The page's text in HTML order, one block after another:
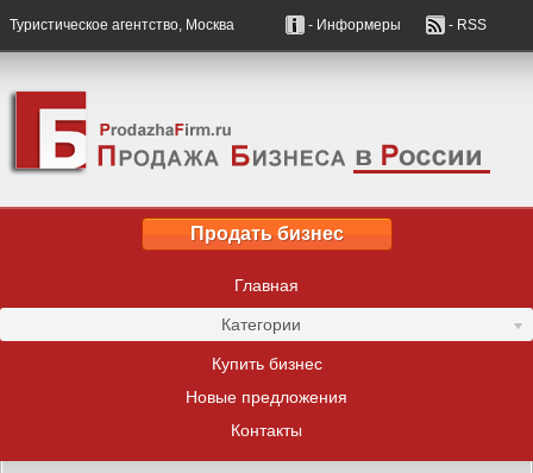
Туристическое агентство, Москва - Информеры - RSS
Продать бизнес
Главная
Категории
Купить бизнес
Новые предложения
Контакты